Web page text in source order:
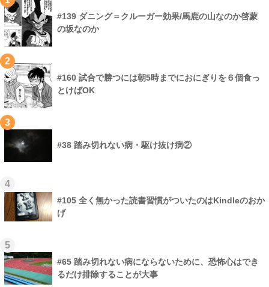
#139 ダニング＝クルーガー効果/馬鹿の山なのか啓蒙
の坂なのか
2
#160 試合で勝つには朝5時までにおにぎりを６個食っ
とけばOK
3
#38 踏み切れない病・駆け抜け病②
4
#105 全く無かった読書習慣がついたのはKindleのおか
げ
5
#65 踏み切れない病にならないために、恐怖心はでき
るだけ排除することが大事